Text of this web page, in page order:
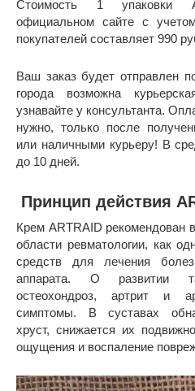
Стоимость 1
официальном сайте с
покупателей составляет 990
Ваш заказ будет отправлен
города возможна
узнавайте у консультанта.
нужно, только после
или наличными курьеру! В
до 10 дней.
Принцип действия
Крем ARTRAID рекомендован
области ревматологии, как
средств для лечения
аппарата. О развитии
остеохондроз, артрит и
симптомы. В суставах
хруст, снижается их
ощущения и воспаление